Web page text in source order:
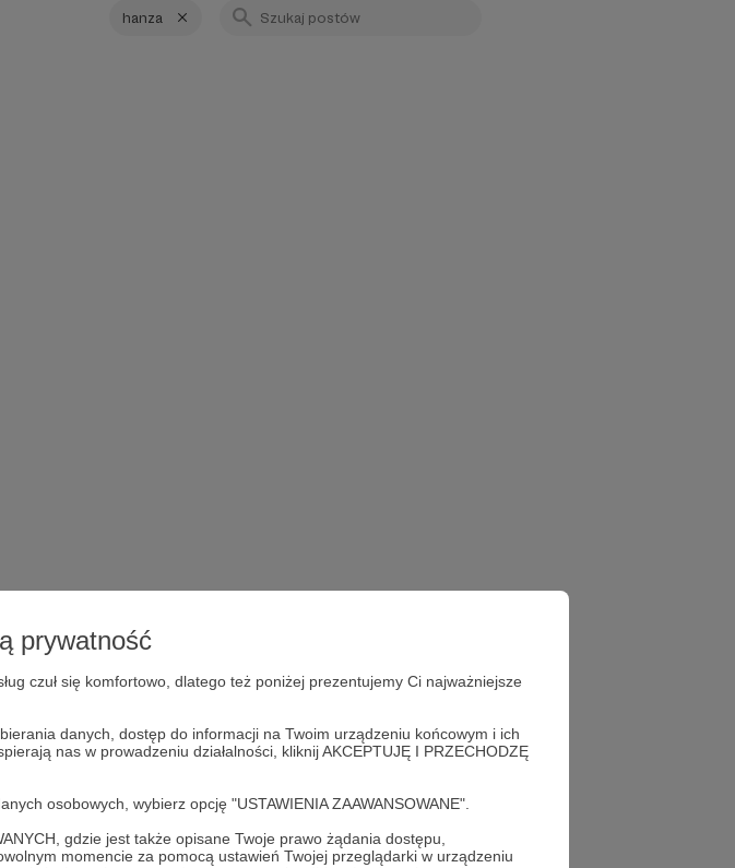
prywatność
czuł się komfortowo, dlatego też poniżej prezentujemy Ci najważniejsze
danych, dostęp do informacji na Twoim urządzeniu końcowym i ich
nas w prowadzeniu działalności, kliknij AKCEPTUJĘ I PRZECHODZĘ
osobowych, wybierz opcję "USTAWIENIA ZAAWANSOWANE".
gdzie jest także opisane Twoje prawo żądania dostępu,
momencie za pomocą ustawień Twojej przeglądarki w urządzeniu
hanza
Ziomek i Morzejuż teraz!